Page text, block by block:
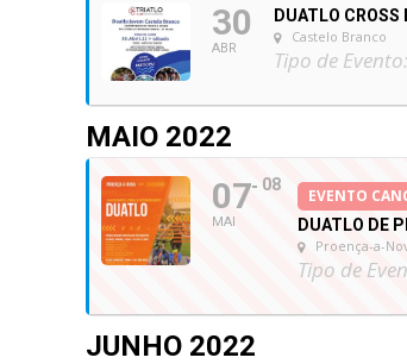
30
ABR
DUATLO CROSS
Castelo Branco
Tipo de Evento:
MAIO 2022
07
MAI
08
EVENTO
DUATLO DE
Proença-a-
Tipo de
JUNHO 2022